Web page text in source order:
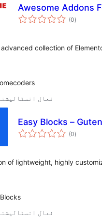
Awesome Addons
(0مجموعی
درجہ
)
collection of
10+ فعال
Easy Blocks –
(0مجموعی
درجہ
)
of lightweight, highly
10+ فعال